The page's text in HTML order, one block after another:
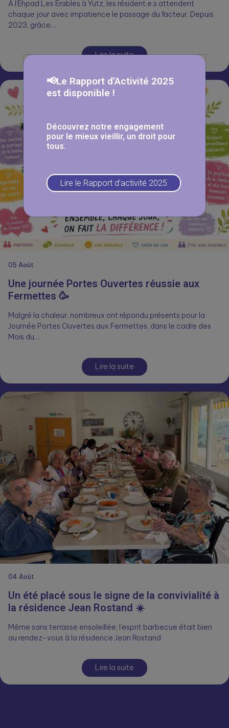
À l’Ehpad Les Érables à Yutz, les résident.e.s attendent
chaque jour avec impatience le passage du facteur. Depuis
2023, grâce…
Lire la suite
05 Août
Une journée Portes Ouvertes réussie aux
Fermettes 🥳
Malgré la chaleur, nombreux ont répondu présents pour la
Journée Portes Ouvertes aux Fermettes, dans le cadre des
Mois du…
Lire la suite
04 Août
Un été placé sous le signe de la convivialité à
la résidence Jean Rostand ☀️
Même sans terrasse ensoleillée, l’esprit barbecue était bien
au rendez-vous à la résidence Jean Rostand
Lire la suite
📢Le Rapport d’Activité 2025
est disponible !
Découvrez notre engagement
pour le mieux vieillir, un droit pour
tous.
Lire le Rapport d’activité 2025